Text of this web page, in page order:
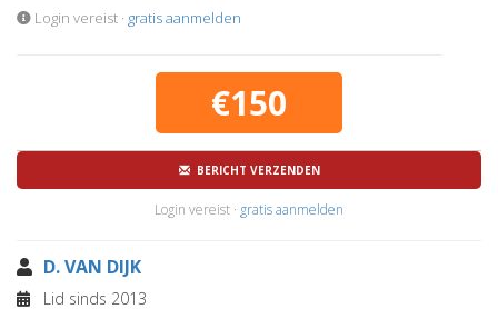
Login vereist · gratis aanmelden
€150
BERICHT VERZENDEN
Login vereist · gratis aanmelden
D. VAN DIJK
Lid sinds 2013